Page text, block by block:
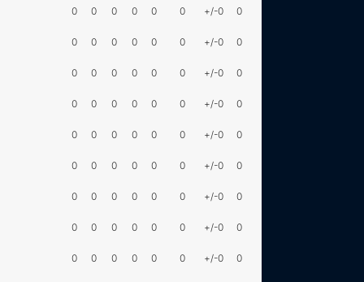
0 0 0 0 0 0 +/-0 0
0 0 0 0 0 0 +/-0 0
0 0 0 0 0 0 +/-0 0
0 0 0 0 0 0 +/-0 0
0 0 0 0 0 0 +/-0 0
0 0 0 0 0 0 +/-0 0
0 0 0 0 0 0 +/-0 0
0 0 0 0 0 0 +/-0 0
0 0 0 0 0 0 +/-0 0